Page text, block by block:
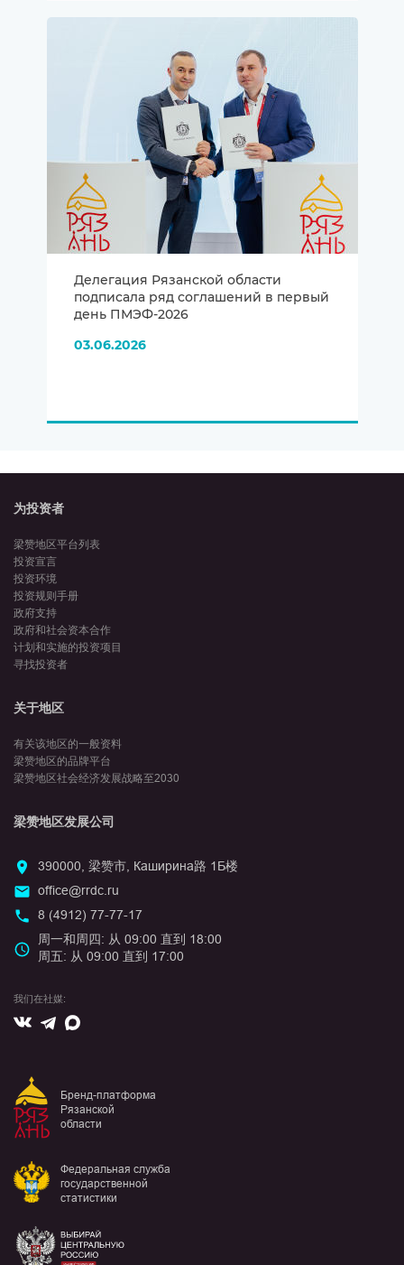
Делегация Рязанской области
подписала ряд соглашений в первый
день ПМЭФ-2026
03.06.2026
为投资者
梁赞地区平台列表
投资宣言
投资环境
投资规则手册
政府支持
政府和社会资本合作
计划和实施的投资项目
寻找投资者
关于地区
有关该地区的一般资料
梁赞地区的品牌平台
梁赞地区社会经济发展战略至2030
梁赞地区发展公司
390000, 梁赞市, Каширина路 1Б楼
office@rrdc.ru
8 (4912) 77-77-17
周一和周四: 从 09:00 直到 18:00
周五: 从 09:00 直到 17:00
我们在社媒:
Вконтакте
Telegram
Max
Бренд-платформа
Рязанской
области
Федеральная служба
государственной
статистики